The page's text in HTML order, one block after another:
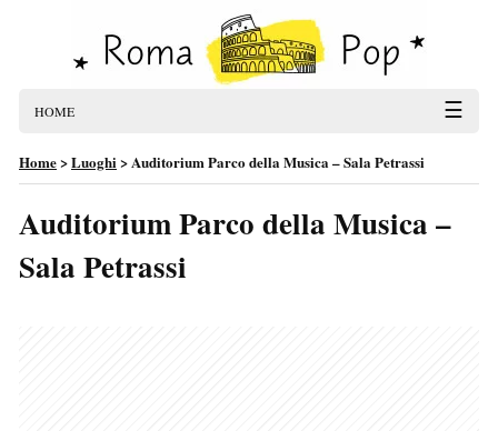
HOME ☰
Home>Luoghi>Auditorium Parco della Musica – Sala Petrassi
Auditorium Parco della Musica –
Sala Petrassi